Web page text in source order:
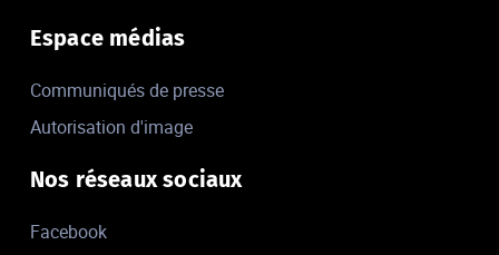
Espace médias
Communiqués de presse
Autorisation d'image
Nos réseaux sociaux
Facebook